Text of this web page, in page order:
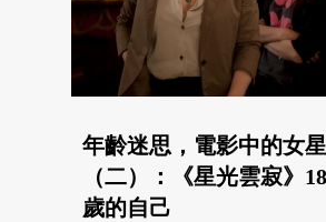
年齡迷思，電影中的女
（二）：《星光雲寂》
歲的自己